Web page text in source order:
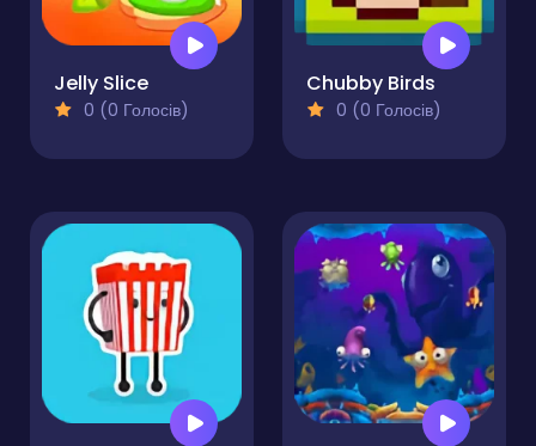
Jelly Slice
0 (0 Голосів)
Chubby Birds
0 (0 Голосів)